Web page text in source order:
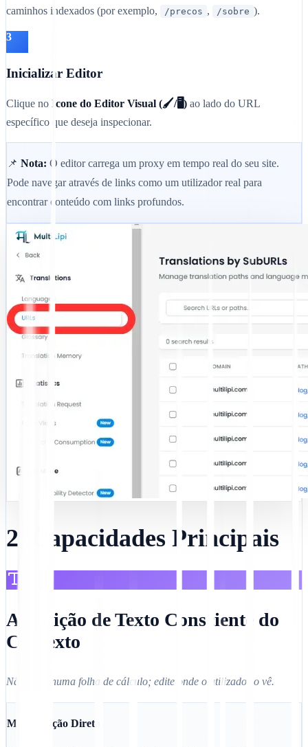
caminhos indexados (por exemplo,
/precos , /sobre ).
3
Inicializar Editor
Clique no Ícone do Editor Visual (🖌️/🖥️) ao lado do URL
específico que deseja inspecionar.
📌 Nota: O editor carrega um proxy em tempo real do seu site.
Pode navegar através de links como um utilizador real para
encontrar conteúdo com links profundos.
2. Capacidades Principais
A. Edição de Texto Consciente do
Contexto
Não edite numa folha de cálculo; edite onde o utilizador o vê.
Manipulação Direta